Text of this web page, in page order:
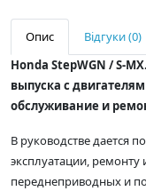
Опис
Відгуки (0)
Honda StepWGN / S-
выпуска с
обслуживание и
В руководстве дается
эксплуатации,
переднеприводных и